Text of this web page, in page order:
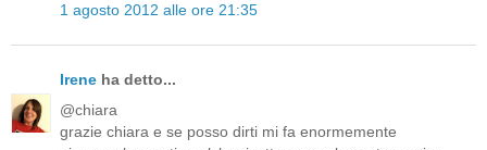
1 agosto 2012 alle ore 21:35
Irene ha detto...
@chiara
grazie chiara e se posso dirti mi fa enormemente